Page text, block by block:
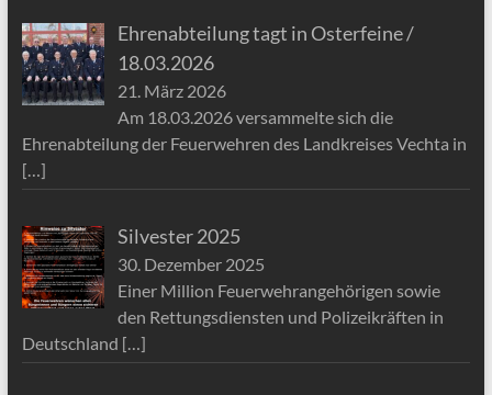
Ehrenabteilung tagt in Osterfeine /
18.03.2026
21. März 2026
Am 18.03.2026 versammelte sich die
Ehrenabteilung der Feuerwehren des Landkreises Vechta in
[…]
Silvester 2025
30. Dezember 2025
Einer Million Feuerwehrangehörigen sowie
den Rettungsdiensten und Polizeikräften in
Deutschland […]